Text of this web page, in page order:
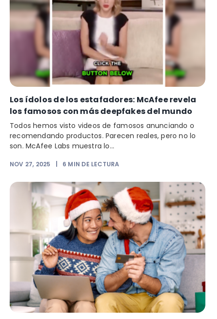
Los ídolos de los estafadores: McAfee revela
los famosos con más deepfakes del mundo
Todos hemos visto videos de famosos anunciando o
recomendando productos. Parecen reales, pero no lo
son. McAfee Labs muestra lo...
NOV 27, 2025 6 MIN DE LECTURA